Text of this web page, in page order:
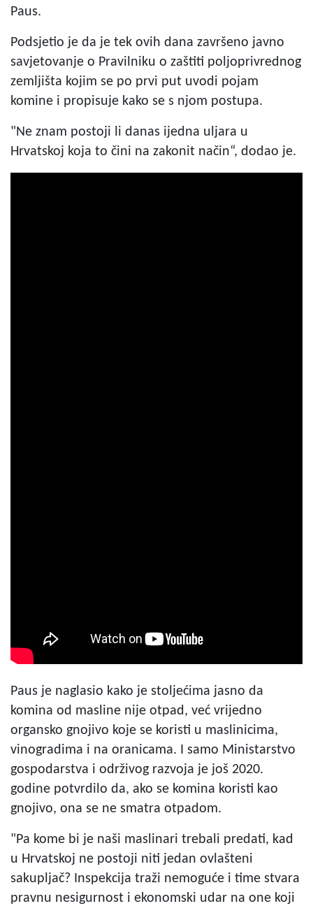
Paus.
Podsjetio je da je tek ovih dana završeno javno
savjetovanje o Pravilniku o zaštiti poljoprivrednog
zemljišta kojim se po prvi put uvodi pojam
komine i propisuje kako se s njom postupa.
"Ne znam postoji li danas ijedna uljara u
Hrvatskoj koja to čini na zakonit način“, dodao je.
Paus je naglasio kako je stoljećima jasno da
komina od masline nije otpad, već vrijedno
organsko gnojivo koje se koristi u maslinicima,
vinogradima i na oranicama. I samo Ministarstvo
gospodarstva i održivog razvoja je još 2020.
godine potvrdilo da, ako se komina koristi kao
gnojivo, ona se ne smatra otpadom.
"Pa kome bi je naši maslinari trebali predati, kad
u Hrvatskoj ne postoji niti jedan ovlašteni
sakupljač? Inspekcija traži nemoguće i time stvara
pravnu nesigurnost i ekonomski udar na one koji